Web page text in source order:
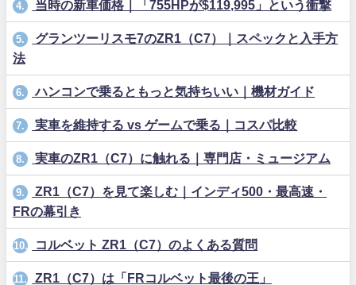
4. 当時の新車価格｜「755HPが$119,995」という衝撃
5.
グランツーリスモ7のZR1（C7）｜スペックと入手方
法
6. ハンコンで乗るともっと気持ちいい｜機材ガイド
7. 実車を維持する vs ゲームで乗る｜コスパ比較
8. 実車のZR1（C7）に触れる｜専門店・ミュージアム
9.
ZR1（C7）を見て楽しむ｜インディ500・最高速・
FRの幕引き
10. コルベット ZR1（C7）のよくある質問
11. ZR1（C7）は「FRコルベット最後の王」